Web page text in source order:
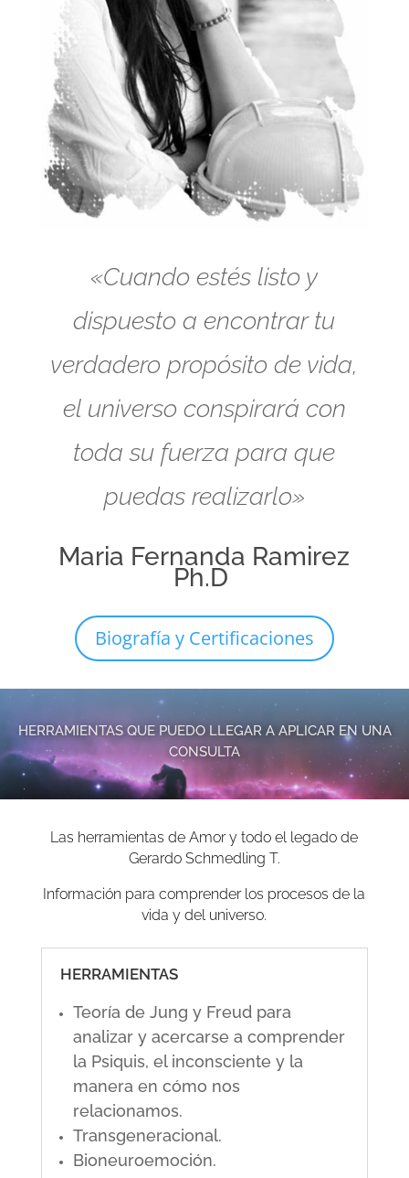
«Cuando estés listo y
dispuesto a encontrar tu
verdadero propósito de vida,
el universo conspirará con
toda su fuerza para que
puedas realizarlo»
Maria Fernanda Ramirez
Ph.D
Biografía y Certificaciones
HERRAMIENTAS QUE PUEDO LLEGAR A APLICAR EN UNA
CONSULTA
Las herramientas de Amor y todo el legado de
Gerardo Schmedling T.
Información para comprender los procesos de la
vida y del universo.
HERRAMIENTAS
Teoría de Jung y Freud para
analizar y acercarse a comprender
la Psiquis, el inconsciente y la
manera en cómo nos
relacionamos.
Transgeneracional.
Bioneuroemoción.